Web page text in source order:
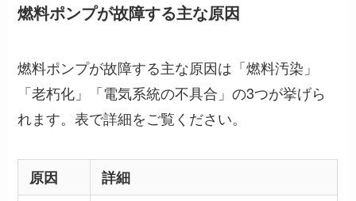
燃料ポンプが故障する主な原因
燃料ポンプが故障する主な原因は「燃料汚染」
「老朽化」「電気系統の不具合」の3つが挙げら
れます。表で詳細をご覧ください。
原因
詳細